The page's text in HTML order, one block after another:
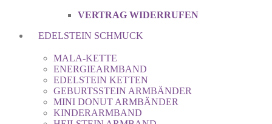
VERTRAG WIDERRUFEN
EDELSTEIN SCHMUCK
MALA-KETTE
ENERGIEARMBAND
EDELSTEIN KETTEN
GEBURTSSTEIN ARMBÄNDER
MINI DONUT ARMBÄNDER
KINDERARMBAND